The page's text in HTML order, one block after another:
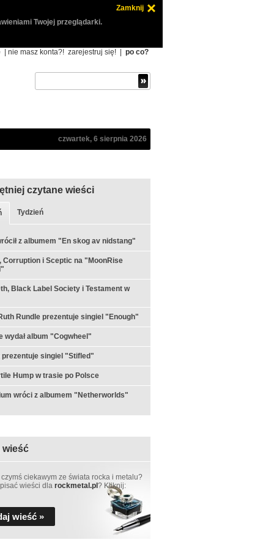
Zamknij
Twojej przeglądarki.
| nie masz konta?! zarejestruj się! po co?
czwartek, 6 sierpnia 2026
czytane wieści
Tydzień
z albumem "En skog av nidstang"
Corruption i Sceptic na "MoonRise
Black Label Society i Testament w
Rundle prezentuje singiel "Enough"
wydał album "Cogwheel"
prezentuje singiel "Stifled"
Hump w trasie po Polsce
wróci z albumem "Netherworlds"
wieść
ciekawym ze świata rocka i metalu?
wieści dla rockmetal.pl ? Kliknij:
wieść »